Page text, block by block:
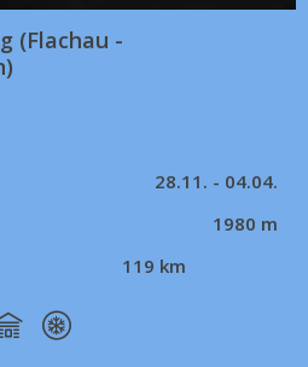
(Flachau -
28.11. - 04.04.
1980 m
119 km